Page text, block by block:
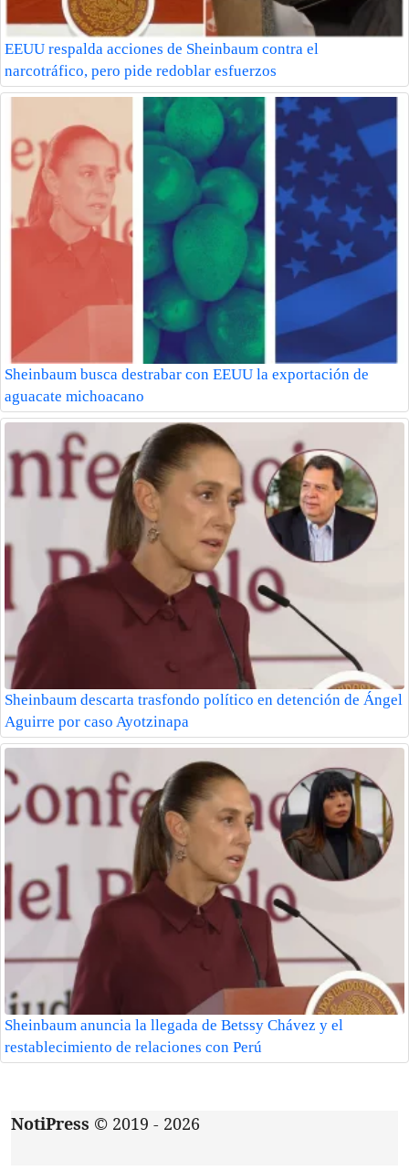
EEUU respalda acciones de Sheinbaum contra el
narcotráfico, pero pide redoblar esfuerzos
Sheinbaum busca destrabar con EEUU la exportación de
aguacate michoacano
Sheinbaum descarta trasfondo político en detención de Ángel
Aguirre por caso Ayotzinapa
Sheinbaum anuncia la llegada de Betssy Chávez y el
restablecimiento de relaciones con Perú
NotiPress © 2019 - 2026